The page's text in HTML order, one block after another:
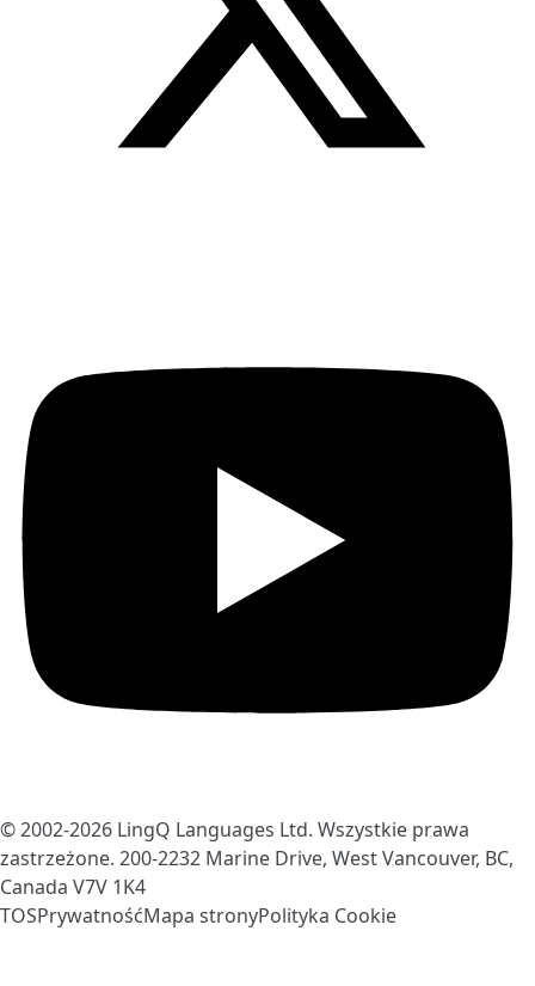
© 2002-2026 LingQ Languages Ltd. Wszystkie prawa
zastrzeżone. 200-2232 Marine Drive, West Vancouver, BC,
Canada V7V 1K4
TOSPrywatnośćMapa stronyPolityka Cookie